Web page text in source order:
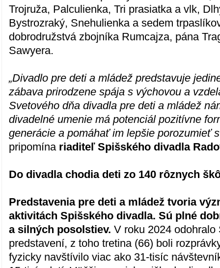
Trojruža, Palculienka, Tri prasiatka a vlk,
Bystrozraký, Snehulienka a sedem
dobrodružstvá zbojníka Rumcajza, pána
Sawyera.
„Divadlo pre deti a mládež predstavuje
zábava prirodzene spája s výchovou a
Svetového dňa divadla pre deti a mládež
divadelné umenie má potenciál pozitívne
generácie a pomáhať im lepšie porozumieť
pripomínariaditeľ Spišského divadla
Do divadla chodia deti zo 140 rôznych
Predstavenia pre deti a mládež tvoria
aktivitách Spišského divadla. Sú plné
a silných posolstiev.V roku 2024
predstavení, z toho tretina (66) boli
fyzicky navštívilo viac ako 31-tisíc